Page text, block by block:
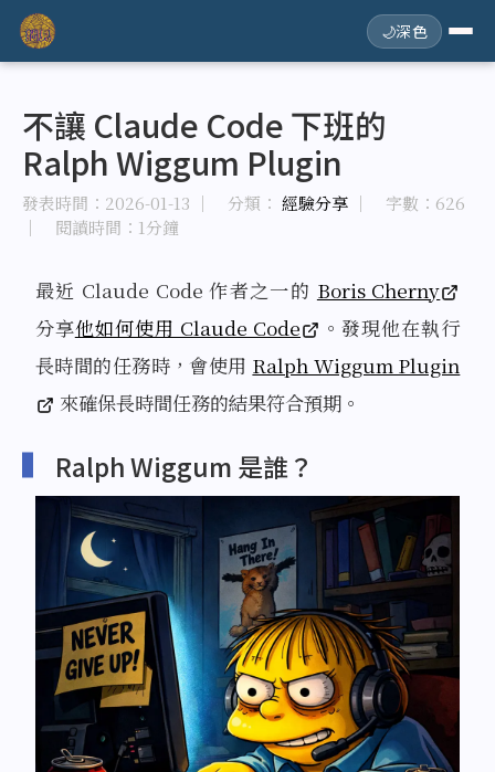
🌙深色
不讓 Claude Code 下班的
Ralph Wiggum Plugin
發表時間： 2026-01-13 ｜ 分類： 經驗分享 ｜ 字數：626
｜ 閱讀時間：1分鐘
最近 Claude Code 作者之一的 Boris Cherny
分享他如何使用 Claude Code
。發現他在執行
長時間的任務時，會使用 Ralph Wiggum Plugin
來確保長時間任務的結果符合預期。
Ralph Wiggum 是誰？